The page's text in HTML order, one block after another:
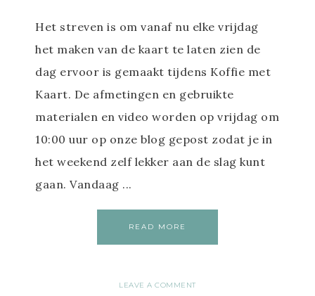
Het streven is om vanaf nu elke vrijdag
het maken van de kaart te laten zien de
dag ervoor is gemaakt tijdens Koffie met
Kaart. De afmetingen en gebruikte
materialen en video worden op vrijdag om
10:00 uur op onze blog gepost zodat je in
het weekend zelf lekker aan de slag kunt
gaan. Vandaag ...
READ MORE
LEAVE A COMMENT